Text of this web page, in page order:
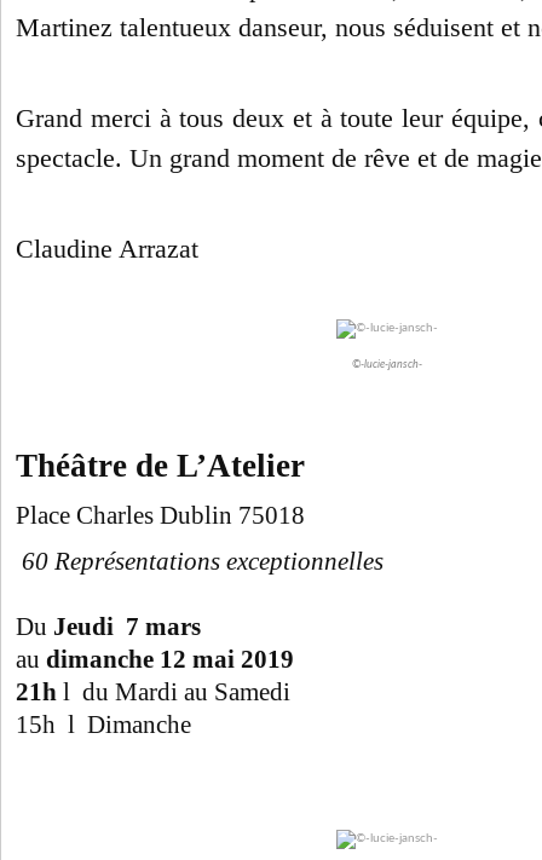
Martinez talentueux danseur, nous séduisent et
Grand merci à tous deux et à toute leur équipe,
spectacle. Un grand moment de rêve et de
Claudine Arrazat
©-lucie-jansch-
Théâtre de L’Atelier
Place Charles Dublin 75018
60 Représentations exceptionnelles
Du Jeudi 7 mars
au dimanche 12 mai 2019
21h l du Mardi au Samedi
15h l Dimanche